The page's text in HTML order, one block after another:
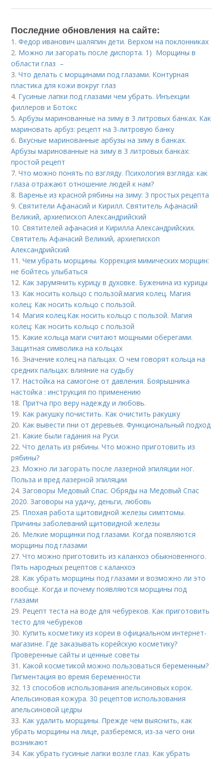
Последние обновления на сайте:
1.Федор иванович шаляпин дети. Верхом на поклонниках
2. Можно ли загорать после диспорта. 1) Морщины в
области глаз –
3.Что делать с морщинами под глазами. Контурная
пластика для кожи вокруг глаз
4. Гусиные лапки под глазами чем убрать. Инъекции
филлеров и Ботокс
5.Арбузы маринованные на зиму в 3 литровых банках. Как
мариновать арбуз: рецепт на 3-литровую банку
6. Вкусные маринованные арбузы на зиму в банках.
Арбузы маринованные на зиму в 3 литровых банках:
простой рецепт
7.Что можно понять по взгляду. Психология взгляда: как
глаза отражают отношение людей к нам?
8. Варенье из красной рябины на зиму: 3 простых рецепта
9.Святители Афанасий и Кирилл. Святитель Афанасий
Великий, архиепископ Александрийский
10.Святителей афанасия и Кирилла Александрийских.
Святитель Афанасий Великий, архиепископ
Александрийский
11.Чем убрать морщины. Коррекция мимических морщин:
не бойтесь улыбаться
12. Как зарумянить курицу в духовке. Буженина из курицы
13. Как носить кольцо с пользой. магия колец. Магия
колец: Как носить кольцо с пользой.
14. Магия колец.Как носить кольцо с пользой. Магия
колец: Как носить кольцо с пользой
15. Какие кольца маги считают мощными оберегами.
Защитная символика на кольцах
16.Значение колец на пальцах. О чем говорят кольца на
средних пальцах: влияние на судьбу
17. Настойка на самогоне от давления. Боярышника
настойка : инструкция по применению
18. Притча про веру надежду и любовь.
19. Как ракушку почистить. Как очистить ракушку
20. Как вывести пни от деревьев. Функциональный подход
21. Какие были гадания на Руси.
22.Что делать из рябины. Что можно приготовить из
рябины?
23. Можно ли загорать после лазерной эпиляции ног.
Польза и вред лазерной эпиляции
24.Заговоры Медовый Спас. Обряды на Медовый Спас
2020. Заговоры на удачу, деньги, любовь
25. Плохая работа щитовидной железы симптомы.
Причины заболеваний щитовидной железы
26. Мелкие морщинки под глазами. Когда появляются
морщины под глазами
27.Что можно приготовить из каланхоэ обыкновенного.
Пять народных рецептов с каланхоэ
28. Как убрать морщины под глазами и возможно ли это
вообще. Когда и почему появляются морщины под
глазами
29. Рецепт теста на воде для чебуреков. Как приготовить
тесто для чебуреков
30. Купить косметику из кореи в официальном интернет-
магазине. Где заказывать корейскую косметику?
Проверенные сайты и ценные советы
31. Какой косметикой можно пользоваться беременным?
Пигментация во время беременности
32. 13 способов использования апельсиновых корок.
Апельсиновая кожура. 30 рецептов использования
апельсиновой цедры
33. Как удалить морщины. Прежде чем выяснить, как
убрать морщины на лице, разберёмся, из-за чего они
возникают
34. Как убрать гусиные лапки возле глаз. Как убрать